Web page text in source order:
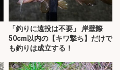
「釣りに遠投は不要」 岸壁際
50cm以内の【キワ撃ち】だけで
も釣りは成立する！